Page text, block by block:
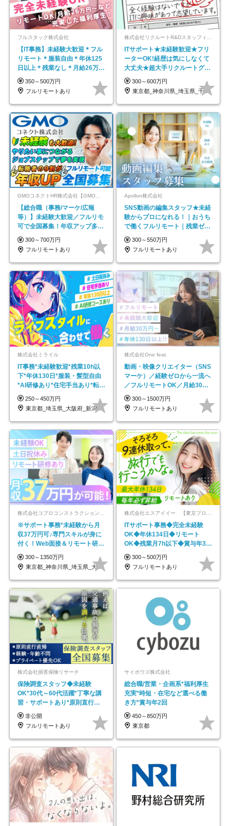
フルスタック株式会社
【IT事務】未経験大歓迎＊フル
リモート＊服装自由＊年休125
日以上＊残業なし＊月給26万円
以上
350～500万円
フルリモートあり
ITサポート★未経験歓迎★フリ
ーターOK!経歴は気にしなくて
大丈夫★超大手リクルートグル
ープの正社員/sg
300～600万円
東京都_神奈川県_埼玉県_千葉県_大阪府…
GMOコネクトHR株式会社【GMOインターネットグループ】
【総合職（事務/マーケ/広報
等）】未経験大歓迎／フルリモ
可で全国募集！年収アップ多数
★年休最大130日★
300～700万円
フルリモートあり
Apollon株式会社
SNS動画の編集スタッフ★未経
験からプロになれる！｜おうち
で働くフルリモート｜残業ゼロ
で18時退勤◎
300～550万円
フルリモートあり
株式会社ミライル
IT事務*未経験歓迎*残業10h以
下*年休130日*服装・髪型自由
*AI研修あり*住宅手当あり*転勤
なし
250～450万円
東京都_埼玉県_大阪府_新潟県_福岡県
株式会社One feat.
動画・映像クリエイター（SNS
マーケ）／経験ゼロから一流へ
／フルリモートOK／月給30万
円～／年休130日以上
300～1500万円
フルリモートあり
※サポート事務*未経験から月
収37万円可♪専門スキルが身に
付く！Web面接＆リモート研修
も充実♪/a
300～1350万円
東京都_神奈川県_埼玉県_大阪府_愛知県…
ITサポート事務◆完全未経験
OK◆年休134日◆リモート
OK◆残業月7h以下◆賞与年3回
◆5年目まで必ず昇給
300～500万円
フルリモートあり
株式会社損害保険リサーチ
保険調査スタッフ◆未経験
OK*30代～60代活躍*丁寧な講
習・サポートあり*原則直行直
帰／全国募集・業務委託
非公開
フルリモートあり
サイボウズ株式会社
総合職/営業・企画系*福利厚生
充実*時短・在宅など選べる働
き方*賞与年2回
450～850万円
東京都